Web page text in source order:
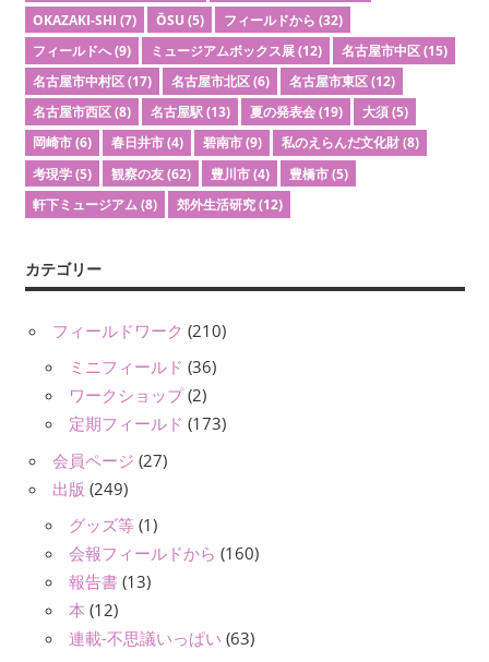
OKAZAKI-SHI (7) ŌSU (5) フィールドから (32)
フィールドへ(9) ミュージアムボックス展(12) 名古屋市中区(15)
名古屋市中村区(17) 名古屋市北区(6) 名古屋市東区(12)
名古屋市西区(8) 名古屋駅(13) 夏の発表会(19) 大須(5)
岡崎市(6) 春日井市(4) 碧南市(9) 私のえらんだ文化財(8)
考現学(5) 観察の友(62) 豊川市(4) 豊橋市(5)
軒下ミュージアム(8) 郊外生活研究(12)
カテゴリー
フィールドワーク (210)
ミニフィールド (36)
ワークショップ(2)
定期フィールド (173)
会員ページ (27)
出版 (249)
グッズ等 (1)
会報フィールドから (160)
報告書 (13)
本 (12)
連載-不思議いっぱい (63)